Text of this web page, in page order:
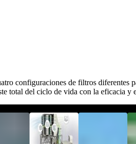
configuraciones de filtros
total del ciclo de vida con la eficacia y